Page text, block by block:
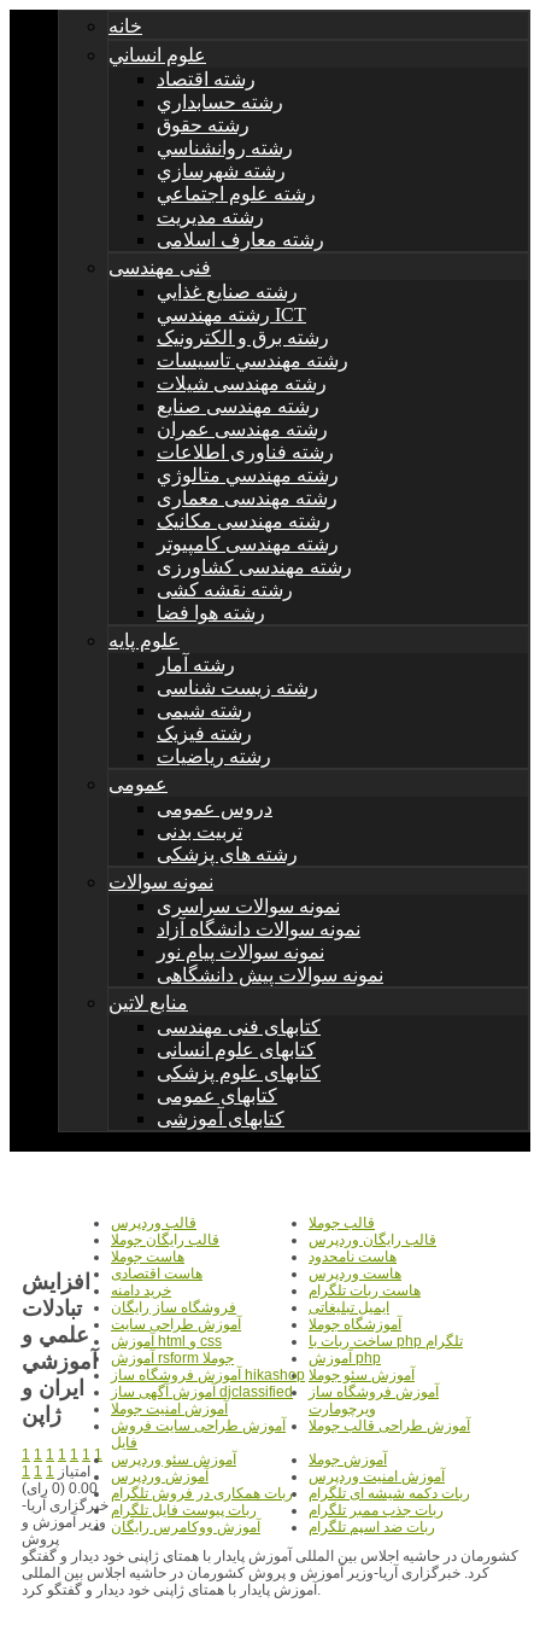
خانه
علوم انساني
رشته اقتصاد
رشته حسابداري
رشته حقوق
رشته روانشناسي
رشته شهرسازي
رشته علوم اجتماعي
رشته مديريت
رشته معارف اسلامی
فنی مهندسی
رشته صنايع غذايي
رشته مهندسي ICT
رشته برق و الکترونيک
رشته مهندسي تاسيسات
رشته مهندسی شیلات
رشته مهندسی صنایع
رشته مهندسی عمران
رشته فناوری اطلاعات
رشته مهندسي متالوژي
رشته مهندسی معماری
رشته مهندسی مکانیک
رشته مهندسی کامپیوتر
رشته مهندسی کشاورزی
رشته نقشه کشی
رشته هوا فضا
علوم پایه
رشته آمار
رشته زیست شناسی
رشته شیمی
رشته فیزیک
رشته ریاضیات
عمومی
دروس عمومی
تربیت بدنی
رشته های پزشکی
نمونه سوالات
نمونه سوالات سراسری
نمونه سوالات دانشگاه آزاد
نمونه سوالات پیام نور
نمونه سوالات پیش دانشگاهی
منابع لاتین
کتابهای فنی مهندسی
کتابهای علوم انسانی
کتابهای علوم پزشکی
کتابهای عمومی
کتابهای آموزشی
قالب جوملا
قالب وردپرس
قالب رایگان وردپرس
قالب رایگان جوملا
هاست نامحدود
هاست جوملا
هاست وردپرس
هاست اقتصادی
هاست ربات تلگرام
خرید دامنه
ایمیل تبلیغاتی
فروشگاه ساز رایگان
آموزشگاه جوملا
آموزش طراحی سایت
ساخت ربات با php تلگرام
آموزش html و css
آموزش php
آموزش rsform جوملا
آموزش سئو جوملا آموزش فروشگاه ساز hikashop
آموزش فروشگاه ساز
ویرچومارت
آموزش آگهی ساز djclassified
آموزش امنیت جوملا
آموزش طراحی قالب جوملا
آموزش طراحی سایت فروش
فایل
آموزش جوملا
آموزش سئو وردپرس
آموزش امنیت وردپرس
آموزش وردپرس
ربات دکمه شیشه ای تلگرام
ربات همکاری در فروش تلگرام
ربات جذب ممبر تلگرام
ربات پیوست فایل تلگرام
ربات ضد اسپم تلگرام
آموزش ووکامرس رایگان
افزايش
تبادلات
علمي و
آموزشي
ايران و
ژاپن
1 1 1 1 1 1 1
1 1 1 امتیاز
0.00 (0 رای)
خبرگزاری آریا-
وزیر آموزش و
پروش
کشورمان در حاشیه اجلاس بین المللی آموزش پایدار با همتای ژاپنی خود دیدار و گفتگو
کرد. خبرگزاری آریا-وزیر آموزش و پروش کشورمان در حاشیه اجلاس بین المللی
آموزش پایدار با همتای ژاپنی خود دیدار و گفتگو کرد.